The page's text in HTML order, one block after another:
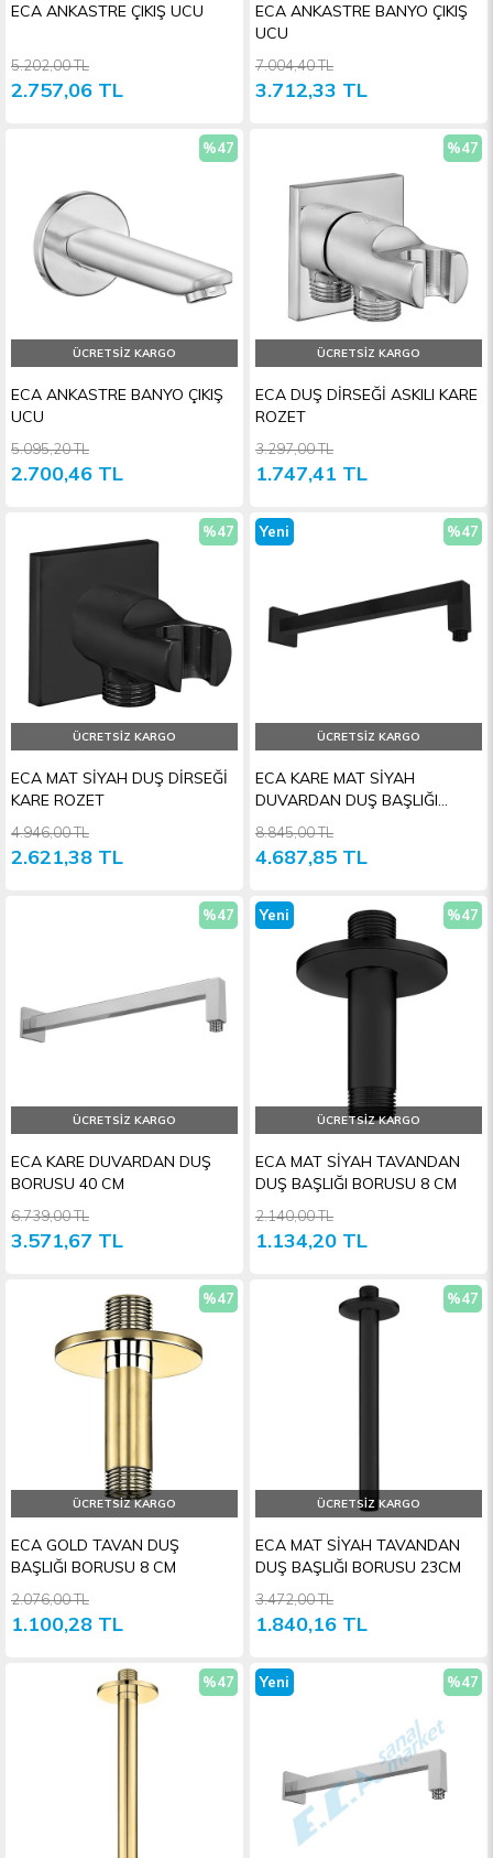
ECA ANKASTRE ÇIKIŞ UCU
2.757,06 TL
5.202,00 TL
ECA ANKASTRE BANYO ÇIKIŞ
UCU
3.712,33 TL
7.004,40 TL
ECA ANKASTRE BANYO ÇIKIŞ
UCU
2.700,46 TL
5.095,20 TL
%47
ÜCRETSIZ KARGO
ECA DUŞ DİRSEĞİ ASKILI KARE
ROZET
1.747,41 TL
3.297,00 TL
%47
ÜCRETSIZ KARGO
ECA MAT SİYAH DUŞ DİRSEĞİ
KARE ROZET
2.621,38 TL
4.946,00 TL
%47
ÜCRETSIZ KARGO
ECA KARE MAT SİYAH
DUVARDAN DUŞ BAŞLIĞI
BORUSU 34cm
4.687,85 TL
8.845,00 TL
%47
ÜCRETSIZ KARGO
Yeni
ECA KARE DUVARDAN DUŞ
BORUSU 40 CM
3.571,67 TL
6.739,00 TL
%47
ÜCRETSIZ KARGO
ECA MAT SİYAH TAVANDAN
DUŞ BAŞLIĞI BORUSU 8 CM
1.134,20 TL
2.140,00 TL
%47
ÜCRETSIZ KARGO
Yeni
ECA GOLD TAVAN DUŞ
BAŞLIĞI BORUSU 8 CM
1.100,28 TL
2.076,00 TL
%47
ÜCRETSIZ KARGO
ECA MAT SİYAH TAVANDAN
DUŞ BAŞLIĞI BORUSU 23CM
1.840,16 TL
3.472,00 TL
%47
ÜCRETSIZ KARGO
%47
%47
Yeni